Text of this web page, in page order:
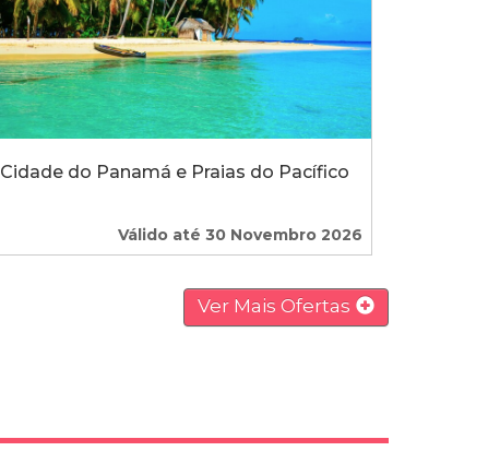
Cidade do Panamá e Praias do Pacífico
Válido até 30 Novembro 2026
Ver Mais Ofertas